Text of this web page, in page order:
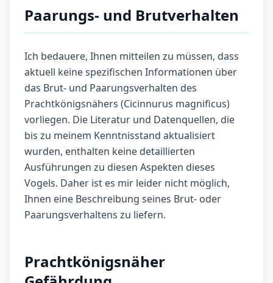
Paarungs- und Brutverhalten
Ich bedauere, Ihnen mitteilen zu müssen, dass
aktuell keine spezifischen Informationen über
das Brut- und Paarungsverhalten des
Prachtkönigsnähers (Cicinnurus magnificus)
vorliegen. Die Literatur und Datenquellen, die
bis zu meinem Kenntnisstand aktualisiert
wurden, enthalten keine detaillierten
Ausführungen zu diesen Aspekten dieses
Vogels. Daher ist es mir leider nicht möglich,
Ihnen eine Beschreibung seines Brut- oder
Paarungsverhaltens zu liefern.
Prachtkönigsnäher